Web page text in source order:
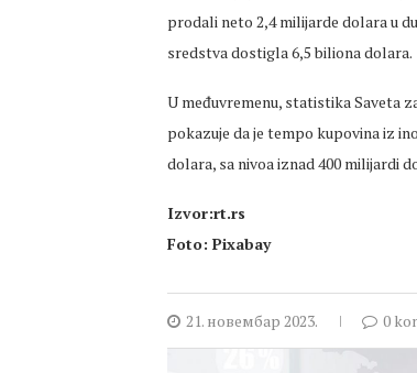
prodali neto 2,4 milijarde dolara u
sredstva dostigla 6,5 biliona dolara.
U međuvremenu, statistika Saveta
pokazuje da je tempo kupovina iz
dolara, sa nivoa iznad 400 milijardi
Izvor:rt.rs
Foto: Pixabay
21. новембар 2023. 0